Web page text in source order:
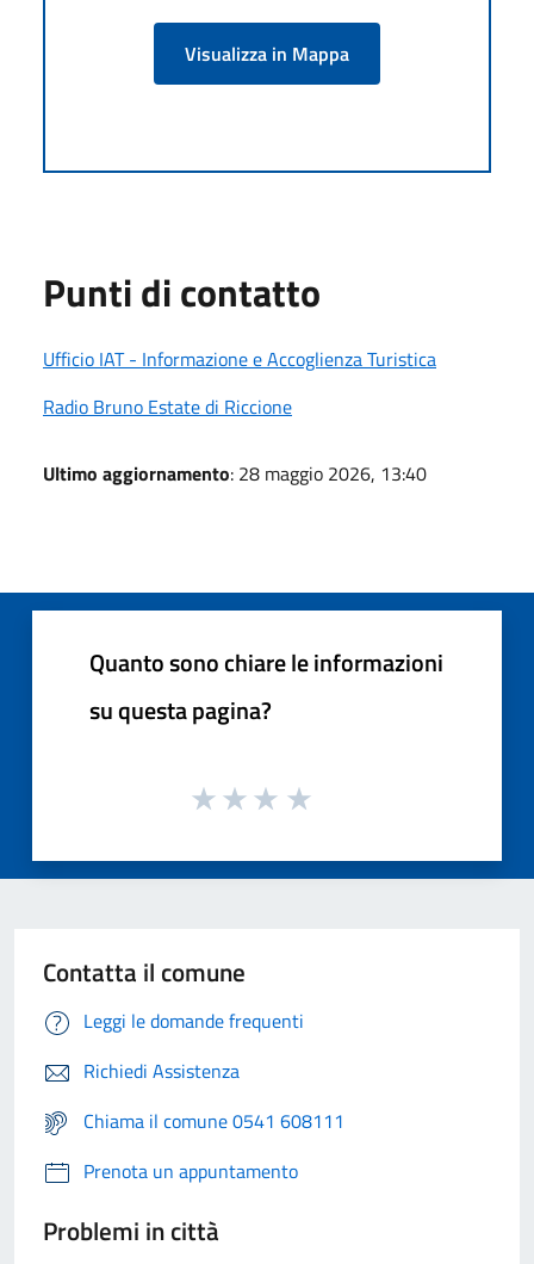
Visualizza in Mappa
Punti di contatto
Ufficio IAT - Informazione e Accoglienza Turistica
Radio Bruno Estate di Riccione
Ultimo aggiornamento: 28 maggio 2026, 13:40
Quanto sono chiare le informazioni
su questa pagina?
Contatta il comune
Leggi le domande frequenti
Richiedi Assistenza
Chiama il comune 0541 608111
Prenota un appuntamento
Problemi in città